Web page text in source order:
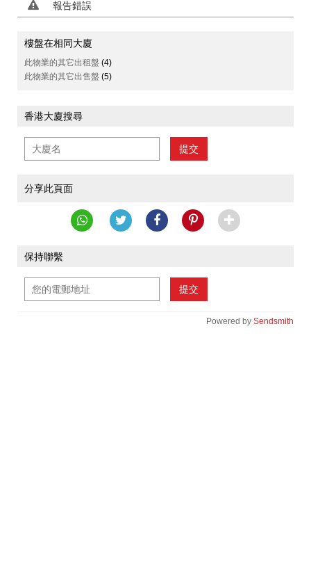
報告錯誤
樓盤在相同大廈
此物業的其它出租盤 (4)
此物業的其它出售盤 (5)
香港大廈搜尋
提交
分享此頁面
保持聯繫
提交
Powered by Sendsmith